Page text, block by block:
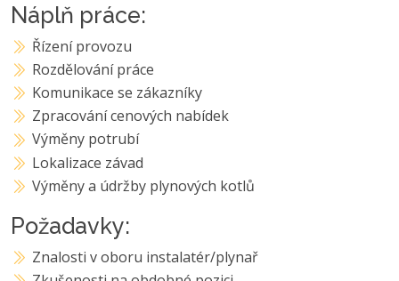
Náplň práce:
Řízení provozu
Rozdělování práce
Komunikace se zákazníky
Zpracování cenových nabídek
Výměny potrubí
Lokalizace závad
Výměny a údržby plynových kotlů
Požadavky:
Znalosti v oboru instalatér/plynař